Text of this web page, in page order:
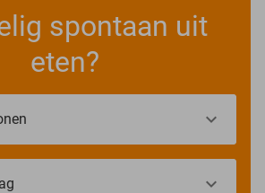
spontaan uit
eten?